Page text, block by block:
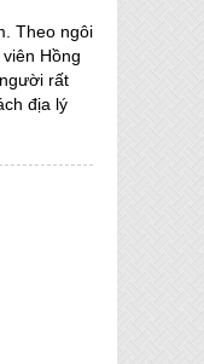
Theo ngôi
Hồng
rất
địa lý